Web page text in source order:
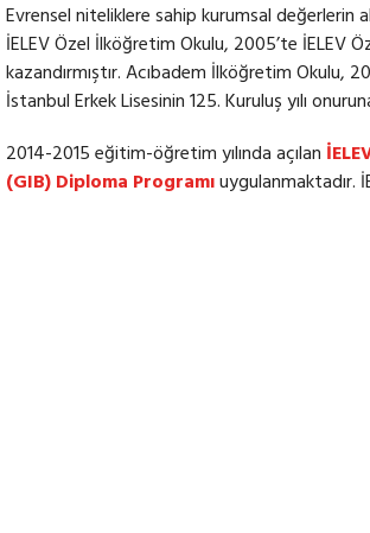
Evrensel niteliklere sahip kurumsal değerlerin
İELEV Özel İlköğretim Okulu, 2005’te İELEV
kazandırmıştır. Acıbadem İlköğretim Okulu,
İstanbul Erkek Lisesinin 125. Kuruluş yılı
2014-2015 eğitim-öğretim yılında açılan
(GIB) Diploma Programıuygulanmaktadır.